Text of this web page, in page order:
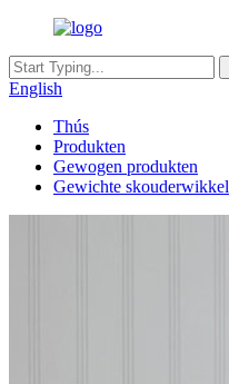
English
Thús
Produkten
Gewogen produkten
Gewichte skouderwikkel